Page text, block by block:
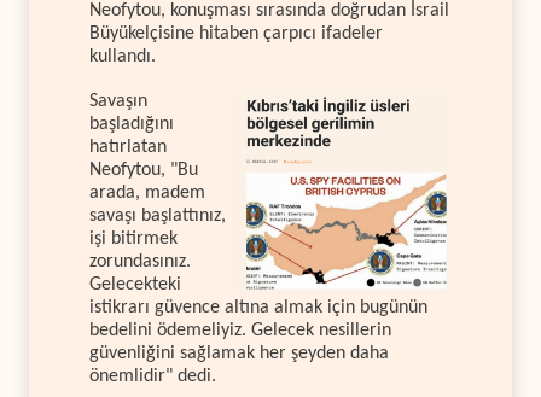
Neofytou, konuşması sırasında doğrudan İsrail
Büyükelçisine hitaben çarpıcı ifadeler
kullandı.
Savaşın
başladığını
hatırlatan
Neofytou, "Bu
arada, madem
savaşı başlattınız,
işi bitirmek
zorundasınız.
Gelecekteki
istikrarı güvence altına almak için bugünün
bedelini ödemeliyiz. Gelecek nesillerin
güvenliğini sağlamak her şeyden daha
önemlidir" dedi.